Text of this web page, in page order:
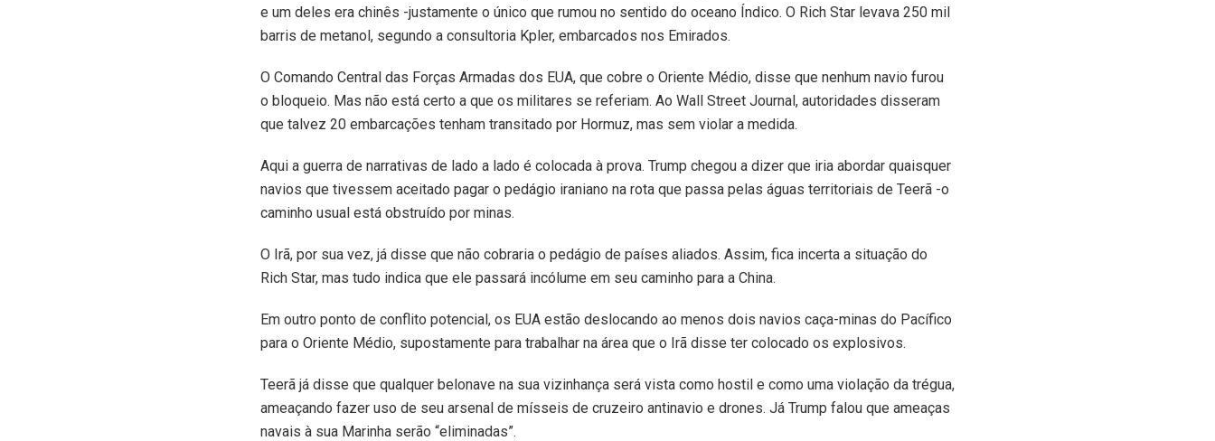
e um deles era chinês -justamente o único que rumou no sentido do oceano Índico. O Rich Star levava 250 mil
barris de metanol, segundo a consultoria Kpler, embarcados nos Emirados.
O Comando Central das Forças Armadas dos EUA, que cobre o Oriente Médio, disse que nenhum navio furou
o bloqueio. Mas não está certo a que os militares se referiam. Ao Wall Street Journal, autoridades disseram
que talvez 20 embarcações tenham transitado por Hormuz, mas sem violar a medida.
Aqui a guerra de narrativas de lado a lado é colocada à prova. Trump chegou a dizer que iria abordar quaisquer
navios que tivessem aceitado pagar o pedágio iraniano na rota que passa pelas águas territoriais de Teerã -o
caminho usual está obstruído por minas.
O Irã, por sua vez, já disse que não cobraria o pedágio de países aliados. Assim, fica incerta a situação do
Rich Star, mas tudo indica que ele passará incólume em seu caminho para a China.
Em outro ponto de conflito potencial, os EUA estão deslocando ao menos dois navios caça-minas do Pacífico
para o Oriente Médio, supostamente para trabalhar na área que o Irã disse ter colocado os explosivos.
Teerã já disse que qualquer belonave na sua vizinhança será vista como hostil e como uma violação da trégua,
ameaçando fazer uso de seu arsenal de mísseis de cruzeiro antinavio e drones. Já Trump falou que ameaças
navais à sua Marinha serão “eliminadas”.